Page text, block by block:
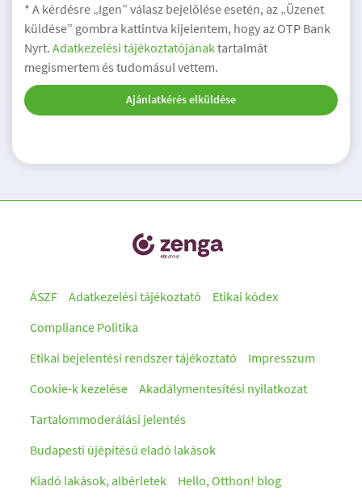
* A kérdésre „Igen” válasz bejelölése esetén, az „Üzenet
küldése” gombra kattintva kijelentem, hogy az OTP Bank
Nyrt. Adatkezelési tájékoztatójánaktartalmát
megismertem és tudomásul vettem.
Ajánlatkérés elküldése
ÁSZF Adatkezelési tájékoztató
Etikai kódex
Compliance Politika
Etikai bejelentési rendszer tájékoztató
Impresszum
Cookie-k kezelése
Akadálymentesítési nyilatkozat
Tartalommoderálási jelentés
Budapesti újépítésű eladó lakások
Kiadó lakások, albérletek
Hello, Otthon! blog